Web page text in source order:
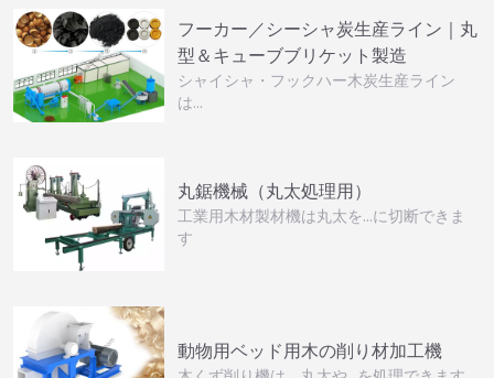
フーカー／シーシャ炭生産ライン｜丸
型＆キューブブリケット製造
シャイシャ・フックハー木炭生産ライン
は…
丸鋸機械（丸太処理用）
工業用木材製材機は丸太を…に切断できま
す
動物用ベッド用木の削り材加工機